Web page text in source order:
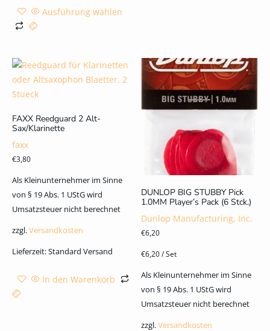
Ausführung wählen
FAXX Reedguard 2 Alt-
Sax/Klarinette
faxx
€3,80
Als Kleinunternehmer im Sinne
von § 19 Abs. 1 UStG wird
Umsatzsteuer nicht berechnet
zzgl.Versandkosten
Lieferzeit:Standard Versand
In den Warenkorb
DUNLOP BIG STUBBY Pick
1.0MM Player’s Pack (6 Stck.)
Dunlop Manufacturing, Inc.
€6,20
€6,20/Set
Als Kleinunternehmer im Sinne
von § 19 Abs. 1 UStG wird
Umsatzsteuer nicht berechnet
zzgl.Versandkosten